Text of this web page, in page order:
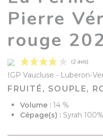
Pierre
rouge
IGP Vaucluse Luberon-
FRUITÉ, SOUPLE,
Volume : 14 %
Cépage(s) : Syrah 100%